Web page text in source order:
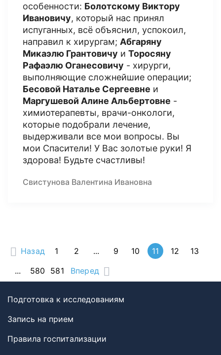
особенности: Болотскому Виктору
Ивановичу, который нас принял
испуганных, всё объяснил, успокоил,
направил к хирургам; Абгаряну
Микаэлю Грантовичу и Торосяну
Рафаэлю Оганесовичу - хирурги,
выполняющие сложнейшие операции;
Бесовой Наталье Сергеевне и
Маргушевой Алине Альбертовне -
химиотерапевты, врачи-онкологи,
которые подобрали лечение,
выдерживали все мои вопросы. Вы
мои Спасители! У Вас золотые руки! Я
здорова! Будьте счастливы!
Свистунова Валентина Ивановна
Назад 1 2 ... 9 10 11 12
13
...
580 581 Вперед
Подготовка к исследованиям
Запись на прием
Правила госпитализации